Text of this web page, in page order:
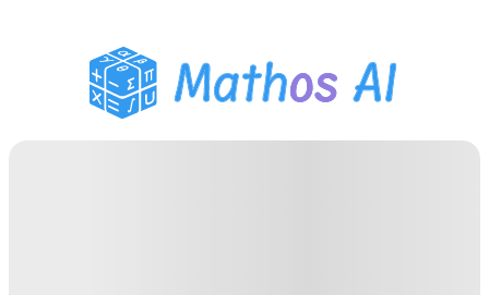
Assistant Devoirs PDF
Outils d'étude